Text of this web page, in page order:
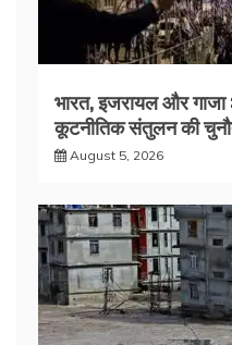
भारत, इजरायल और गाजा
कूटनीतिक संतुलन की
August 5, 2026